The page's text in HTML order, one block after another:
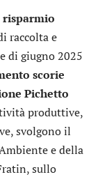
risparmio
raccolta e
di giugno 2025
scorie
Pichetto
produttive,
svolgono il
e della
sullo